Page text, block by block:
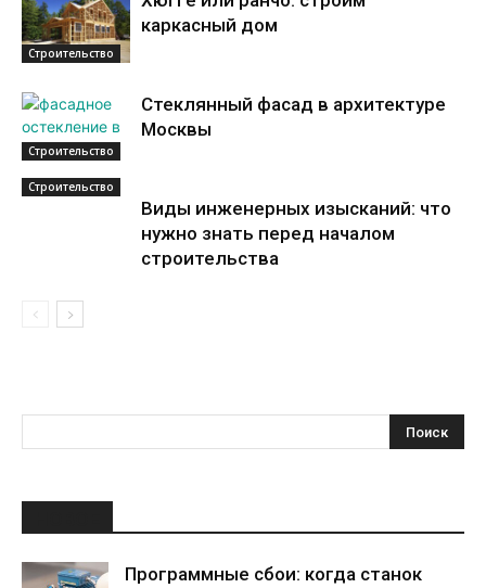
Строительство
каркасный дом
Строительство
Стеклянный фасад в архитектуре
Москвы
Строительство
Виды инженерных изысканий: что
нужно знать перед началом
строительства
Программные сбои: когда станок